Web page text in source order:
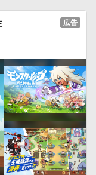
を編成します。
い猫に育てること
として活躍してく
広告